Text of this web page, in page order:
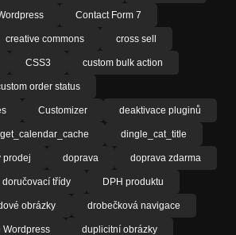
Contact Form 7
creative commons cross sell
CSS3 custom bulk action
order status
Customizer deaktivace pluginů
dingle_cat_title
prodej doprava doprava zdarma
doručovací třídy DPH produktu
obrázky drobečková navigace
Wordpress duplicitní obrázky